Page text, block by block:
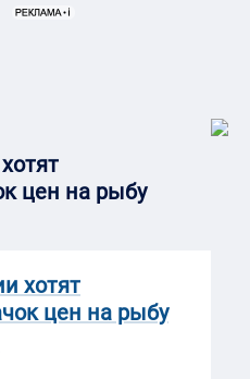
цен на рыбу
хотят
цен на рыбу